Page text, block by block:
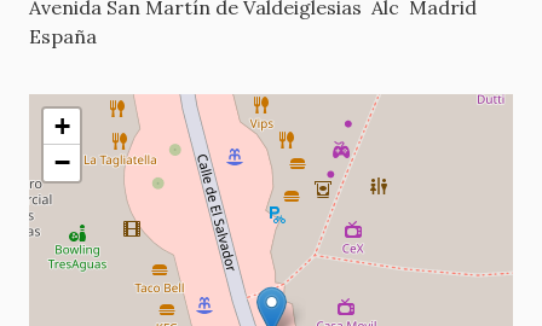
Avenida San Martín de Valdeiglesias Alc Madrid
España
+
−